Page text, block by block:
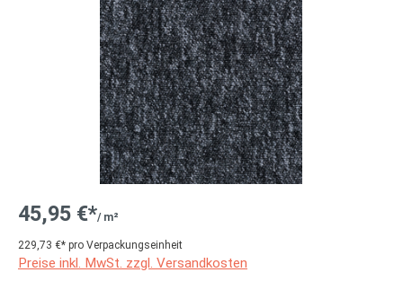
45,95 €*/ m²
229,73 €* pro Verpackungseinheit
Preise inkl. MwSt. zzgl. Versandkosten